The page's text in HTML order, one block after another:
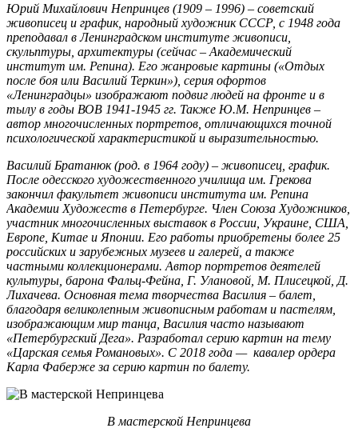
Юрий Михайлович Непринцев (1909 – 1996) – советский
живописец и график, народный художник СССР, с 1948 года
преподавал в Ленинградском институте живописи,
скульптуры, архитектуры (сейчас – Академический
институт им. Репина). Его жанровые картины («Отдых
после боя или Василий Теркин»), серия офортов
«Ленинградцы» изображают подвиг людей на фронте и в
тылу в годы ВОВ 1941-1945 гг. Также Ю.М. Непринцев –
автор многочисленных портретов, отличающихся точной
психологической характеристикой и выразительностью.
Василий Братанюк (род. в 1964 году) – живописец, график.
После одесского художественного училища им. Грекова
закончил факультет живописи института им. Репина
Академии Художеств в Петербурге. Член Союза Художников,
участник многочисленных выставок в России, Украине, США,
Европе, Китае и Японии. Его работы приобретены более 25
российских и зарубежных музеев и галерей, а также
частными коллекционерами. Автор портретов деятелей
культуры, барона Фальц-Фейна, Г. Улановой, М. Плисецкой, Д.
Лихачева. Основная тема творчества Василия – балет,
благодаря великолепным живописным работам и пастелям,
изображающим мир танца, Василия часто называют
«Петербургский Дега». Разработал серию картин на тему
«Царская семья Романовых». С 2018 года — кавалер ордера
Карла Фаберже за серию картин по балету.
В мастерской Непринцева